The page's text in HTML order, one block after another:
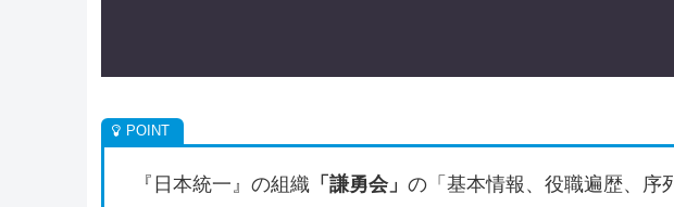
『日本統一』の組織「謙勇会」 の「基本情報、役職遍歴、序